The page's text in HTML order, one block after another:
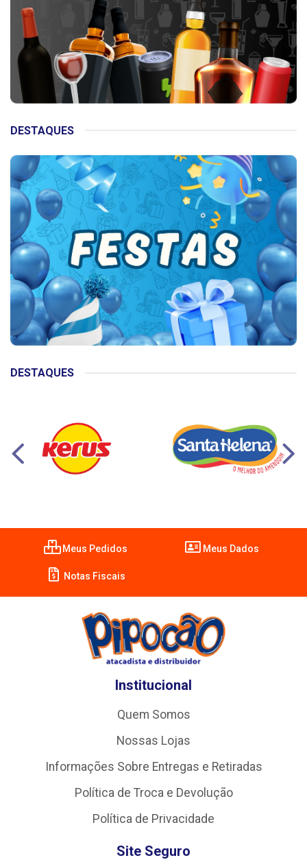
DESTAQUES
DESTAQUES
Meus Pedidos Meus Dados
Notas Fiscais
Institucional
Quem Somos
Nossas Lojas
Informações Sobre Entregas e Retiradas
Política de Troca e Devolução
Política de Privacidade
Site Seguro